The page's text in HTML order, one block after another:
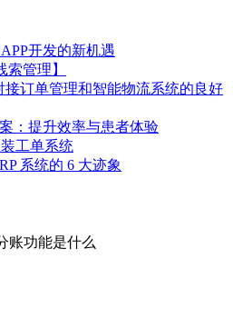
开发的新机遇
管理】
接订单管理和智能物流系统的良好
：提升效率与患者体验
工单系统
系统的 6 大迹象